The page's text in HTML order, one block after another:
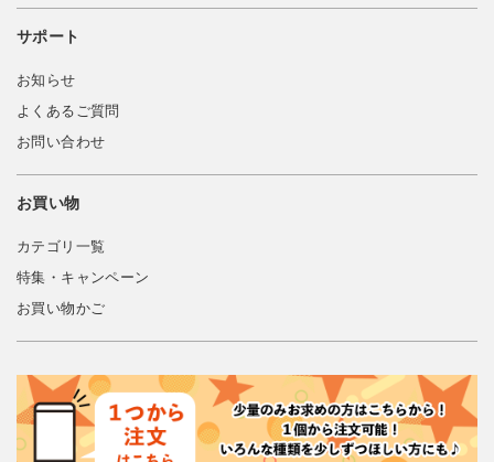
サポート
お知らせ
よくあるご質問
お問い合わせ
お買い物
カテゴリ一覧
特集・キャンペーン
お買い物かご